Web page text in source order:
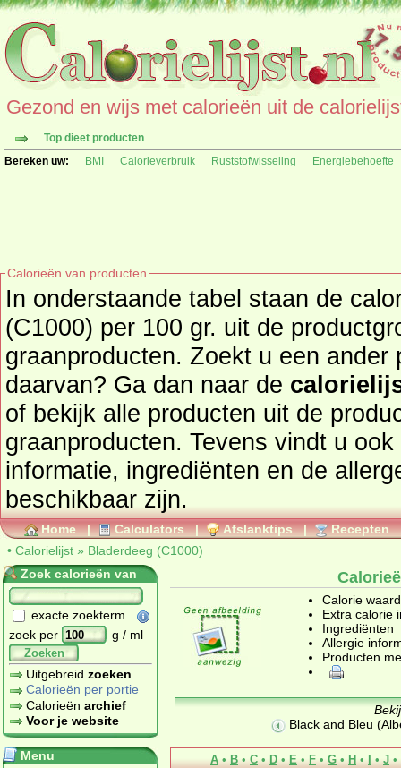
Gezond en wijs met calorieën uit de
Top dieet producten
Bereken uw:
BMI Calorieverbruik Ruststofwisseling Energiebehoefte
Calorieën van producten
In onderstaande tabel staan de
(C1000) per 100 gr. uit de
graanproducten. Zoekt u een ander product en de calorieën
daarvan? Ga dan naar de
of bekijk alle producten uit de
graanproducten. Tevens vindt u ook de uitgebreide calorie
informatie, ingrediënten en de
beschikbaar zijn.
Home | Calculators | Afslanktips | Recepten
• Calorielijst » Bladerdeeg (C1000)
Zoek calorieën van
exacte zoekterm
zoek per
g / ml
Zoeken
Uitgebreid zoeken
Calorieën per portie
Calorieën archief
Voor je website
Menu
Calorie
Extra calorie
Ingrediënten
Allergie
Producten
Black and Bleu
A • B • C • D • E • F • G • H • I • J •